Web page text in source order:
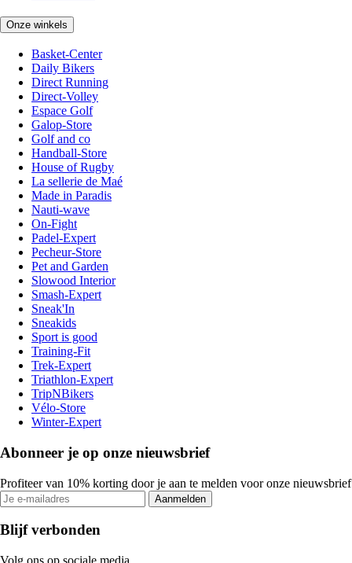
Onze winkels
Basket-Center
Daily Bikers
Direct Running
Direct-Volley
Espace Golf
Galop-Store
Golf and co
Handball-Store
House of Rugby
La sellerie de Maé
Made in Paradis
Nauti-wave
On-Fight
Padel-Expert
Pecheur-Store
Pet and Garden
Slowood Interior
Smash-Expert
Sneak'In
Sneakids
Sport is good
Training-Fit
Trek-Expert
Triathlon-Expert
TripNBikers
Vélo-Store
Winter-Expert
Abonneer je op onze nieuwsbrief
Profiteer van 10% korting door je aan te melden voor onze nieuwsbrief
Aanmelden
Blijf verbonden